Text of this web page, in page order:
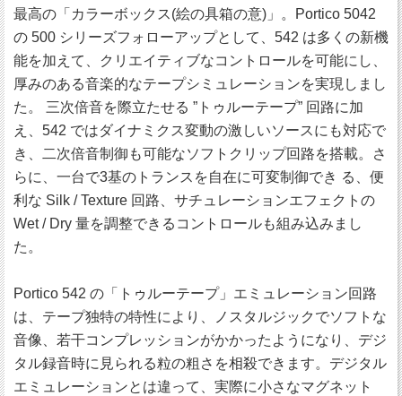
最高の「カラーボックス(絵の具箱の意)」。Portico 5042
の 500 シリーズフォローアップとして、542 は多くの新機
能を加えて、クリエイティブなコントロールを可能にし、
厚みのある音楽的なテープシミュレーションを実現しまし
た。 三次倍音を際立たせる ”トゥルーテープ” 回路に加
え、542 ではダイナミクス変動の激しいソースにも対応で
き、二次倍音制御も可能なソフトクリップ回路を搭載。さ
らに、一台で3基のトランスを自在に可変制御でき る、便
利な Silk / Texture 回路、サチュレーションエフェクトの
Wet / Dry 量を調整できるコントロールも組み込みまし
た。
Portico 542 の「トゥルーテープ」エミュレーション回路
は、テープ独特の特性により、ノスタルジックでソフトな
音像、若干コンプレッションがかかったようになり、デジ
タル録音時に見られる粒の粗さを相殺できます。デジタル
エミュレーションとは違って、実際に小さなマグネット